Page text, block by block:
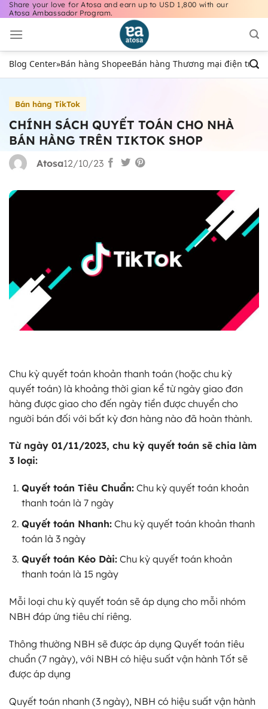
Bỏ
nội
dung
Share your love for Atosa and earn up to USD 1,800 with our
Atosa Ambassador Program.
Blog Center»Bán hàng ShopeeBán hàng Thương mại điện tử
Bán hàng TikTok
CHÍNH SÁCH QUYẾT TOÁN CHO NHÀ
BÁN HÀNG TRÊN TIKTOK SHOP
Atosa12/10/23
Chu kỳ quyết toán khoản thanh toán (hoặc chu kỳ
quyết toán) là khoảng thời gian kể từ ngày giao đơn
hàng được giao cho đến ngày tiền được chuyển cho
người bán đối với bất kỳ đơn hàng nào đã hoàn thành.
Từ ngày 01/11/2023, chu kỳ quyết toán sẽ chia làm
3 loại:
Quyết toán Tiêu Chuẩn:Chu kỳ quyết toán khoản
thanh toán là 7 ngày
Quyết toán Nhanh:Chu kỳ quyết toán khoản thanh
toán là 3 ngày
Quyết toán Kéo Dài:Chu kỳ quyết toán khoản
thanh toán là 15 ngày
Mỗi loại chu kỳ quyết toán sẽ áp dụng cho mỗi nhóm
NBH đáp ứng tiêu chí riêng.
Thông thường NBH sẽ được áp dụng Quyết toán tiêu
chuẩn (7 ngày), với NBH có hiệu suất vận hành Tốt sẽ
được áp dụng
Quyết toán nhanh (3 ngày), NBH có hiệu suất vận hành